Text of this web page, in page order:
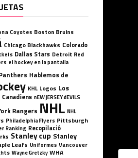
Coyotes Boston Bruins
Chicago Blackhawks Colorado
Dallas Stars Detroit Red
el hockey en la pantalla
Hablemos de
KHL Logos Los
nEW jERSEY dEVILS
Rangers NHL NHL
Philadelphia Flyers Pittsburgh
Ranking Recopilació
Stanley cup Stanley
Leafs Uniformes Vancouver
Wayne Gretzky WHA